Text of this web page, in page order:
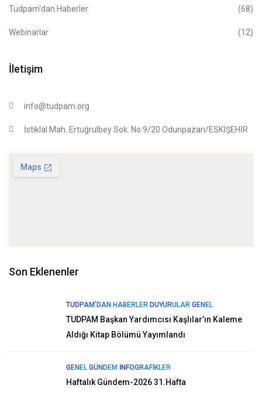
Tudpam'dan Haberler (68)
Webinarlar (12)
İletişim
info@tudpam.org
İstiklal Mah. Ertuğrulbey Sok. No:9/20 Odunpazarı/ESKİŞEHİR
Son Eklenenler
TUDPAM'DAN HABERLER DUYURULAR GENEL
TUDPAM Başkan Yardımcısı Kaşlılar’ın Kaleme
Aldığı Kitap Bölümü Yayımlandı
GENEL GÜNDEM İNFOGRAFIKLER
Haftalık Gündem-2026 31.Hafta